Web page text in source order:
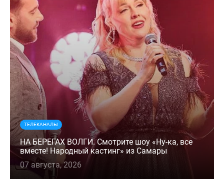
ТЕЛЕКАНАЛЫ
НА БЕРЕГАХ ВОЛГИ. Смотрите шоу «Ну-ка, все
вместе! Народный кастинг» из Самары
07 августа, 2026